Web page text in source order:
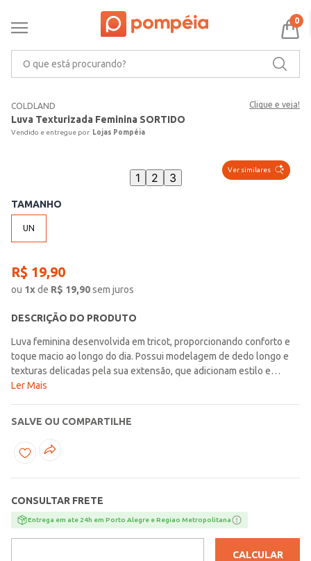
0
COLDLAND Clique e veja!
Luva Texturizada Feminina SORTIDO
Lojas Pompéia
Ver similares
1 2 3
TAMANHO
UN
R$ 19,90
ou 1xde R$ 19,90sem juros
DESCRIÇÃO DO PRODUTO
Luva feminina desenvolvida em tricot, proporcionando conforto e
toque macio ao longo do dia. Possui modelagem de dedo longo e
texturas delicadas pela sua extensão, que adicionam estilo e
praticidade. Apresenta tecnologia touch screen no polegar e dedo
completar looks do dia a dia com conforto e
versatilidade!\n\nTecido: Tricot\n\nO ENVIO DO PRODUTO É
ALEATÓRIO, A PARTIR DAS PEÇAS DISPONÍVEIS EM NOSSO
Ler Mais
SALVE OU COMPARTILHE
CONSULTAR FRETE
Entrega em ate 24h em Porto Alegre e Regiao Metropolitana
CALCULAR